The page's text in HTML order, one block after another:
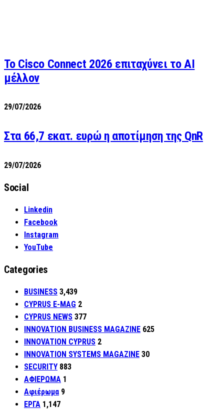
Το Cisco Connect 2026 επιταχύνει το AI
μέλλον
29/07/2026
Στα 66,7 εκατ. ευρώ η αποτίμηση της QnR
29/07/2026
Social
Linkedin
Facebook
Instagram
YouTube
Categories
BUSINESS 3,439
CYPRUS E-MAG 2
CYPRUS NEWS 377
INNOVATION BUSINESS MAGAZINE 625
INNOVATION CYPRUS 2
INNOVATION SYSTEMS MAGAZINE 30
SECURITY 883
ΑΦΙΕΡΩΜΑ 1
Αφιέρωμα 9
ΕΡΓΑ 1,147